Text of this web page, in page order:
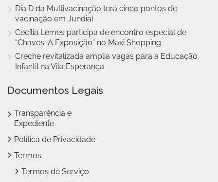
Dia D da Multivacinação terá cinco pontos de
vacinação em Jundiaí
Cecília Lemes participa de encontro especial de
“Chaves: A Exposição” no Maxi Shopping
Creche revitalizada amplia vagas para a Educação
Infantil na Vila Esperança
Documentos Legais
Transparência e
Expediente
Política de Privacidade
Termos
Termos de Serviço